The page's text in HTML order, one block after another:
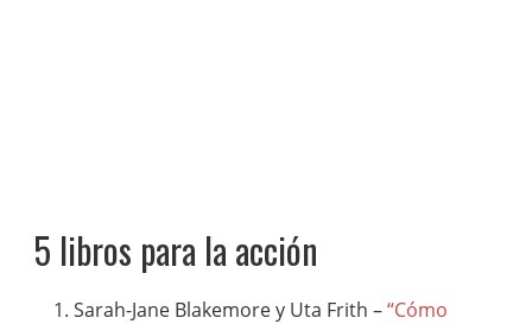
5 libros para la acción
Sarah-Jane Blakemore y Uta Frith –“Cómo